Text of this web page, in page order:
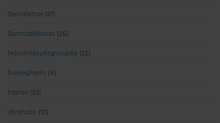
Sportélettan (37)
Sporttáplálkozás (26)
Teljesítménydiagnosztika (22)
TrainingPeaks (4)
Triatlon (33)
Ultrafutás (10)